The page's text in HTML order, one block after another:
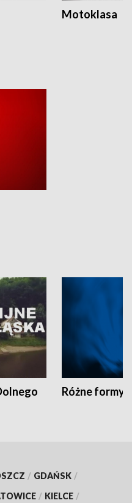
Motoklasa
Różne formy
/ GDAŃSK /
/ KIELCE /